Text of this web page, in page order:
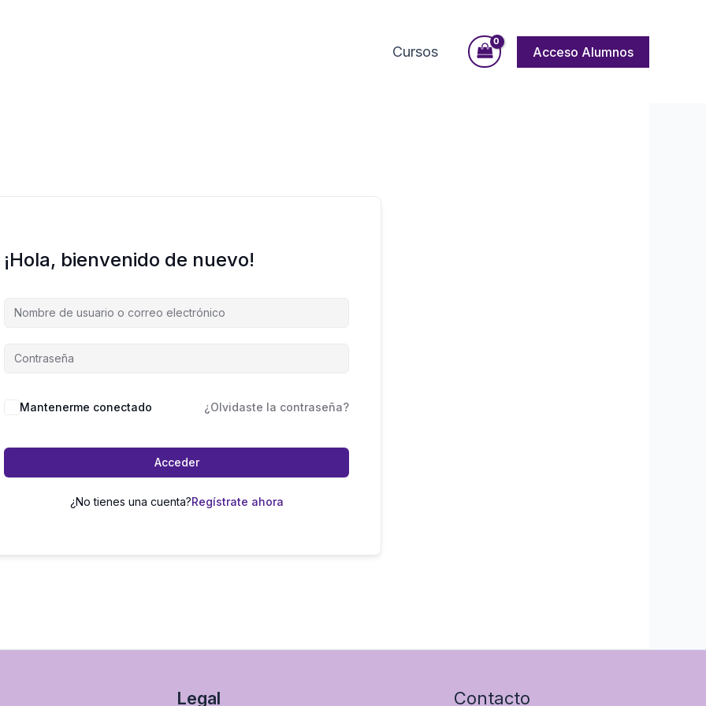
Cursos Acceso Alumnos
¡Hola, bienvenido de nuevo!
Mantenerme conectado ¿Olvidaste la contraseña?
Acceder
¿No tienes una cuenta?Regístrate ahora
Legal Contacto